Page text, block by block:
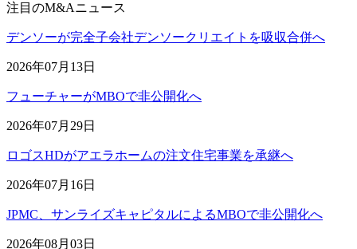
注目のM&Aニュース
デンソーが完全子会社デンソークリエイトを吸収合併へ
2026年07月13日
フューチャーがMBOで非公開化へ
2026年07月29日
ロゴスHDがアエラホームの注文住宅事業を承継へ
2026年07月16日
JPMC、サンライズキャピタルによるMBOで非公開化へ
2026年08月03日